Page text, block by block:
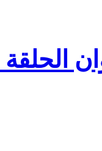
حتى تجي 2 :